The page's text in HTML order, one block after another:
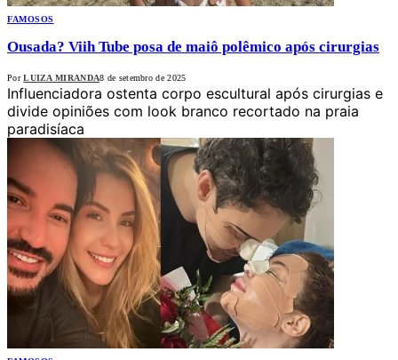
FAMOSOS
Ousada? Viih Tube posa de maiô polêmico após cirurgias
Por LUIZA MIRANDA8 de setembro de 2025
Influenciadora ostenta corpo escultural após cirurgias e
divide opiniões com look branco recortado na praia
paradisíaca